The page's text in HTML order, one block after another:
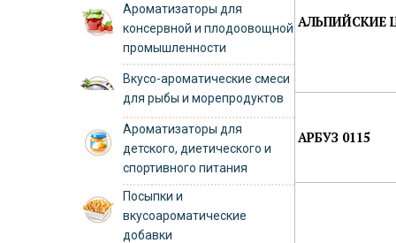
Ароматизаторы для
консервной и плодоовощной
промышленности
Вкусо-ароматические смеси
для рыбы и морепродуктов
Ароматизаторы для
детского, диетического и
спортивного питания
Посыпки и
вкусоароматические
добавки
АЛЬПИЙСКИЕ
АРБУЗ 0115